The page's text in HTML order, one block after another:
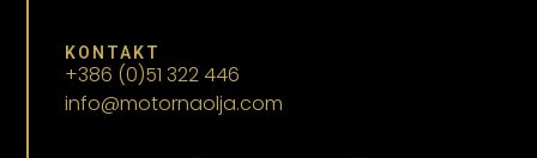
KONTAKT
+386 (0)51 322 446
info@motornaolja.com